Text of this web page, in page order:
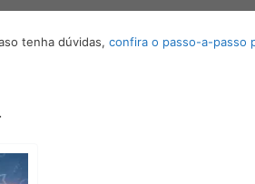
tenha dúvidas, confira o passo-a-passo